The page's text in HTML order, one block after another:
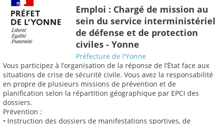
Emploi : Chargé de mission au
sein du service interministériel
de défense et de protection
civiles - Yonne
Préfecture de l'Yonne
Vous participez à l’organisation de la réponse de l’État face aux
situations de crise de sécurité civile. Vous avez la responsabilité
en propre de plusieurs missions de prévention et de
planification selon la répartition géographique par EPCI des
dossiers.
Prévention :
• Instruction des dossiers de manifestations sportives, de